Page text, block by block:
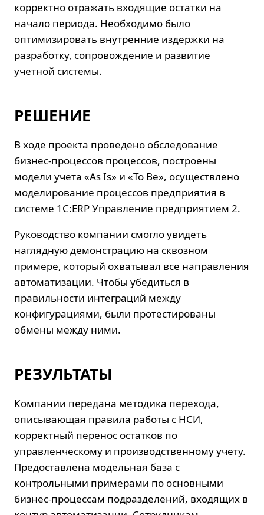
корректно отражать входящие остатки на
начало периода. Необходимо было
оптимизировать внутренние издержки на
разработку, сопровождение и развитие
учетной системы.
РЕШЕНИЕ
В ходе проекта проведено обследование
бизнес-процессов процессов, построены
модели учета «As Is» и «To Be», осуществлено
моделирование процессов предприятия в
системе 1С:ERP Управление предприятием 2.
Руководство компании смогло увидеть
наглядную демонстрацию на сквозном
примере, который охватывал все направления
автоматизации. Чтобы убедиться в
правильности интеграций между
конфигурациями, были протестированы
обмены между ними.
РЕЗУЛЬТАТЫ
Компании передана методика перехода,
описывающая правила работы с НСИ,
корректный перенос остатков по
управленческому и производственному учету.
Предоставлена модельная база с
контрольными примерами по основными
бизнес-процессам подразделений, входящих в